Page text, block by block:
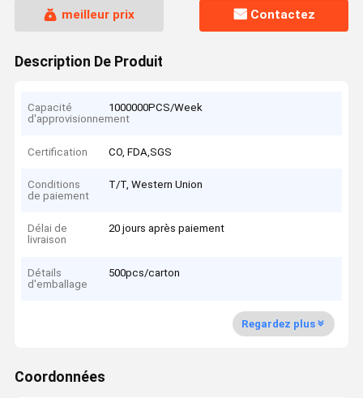
meilleur prix Contactez
Description De Produit
Capacité
d'approvisionnement
1000000PCS/Week
Certification CO, FDA,SGS
Conditions
de paiement
T/T, Western Union
Délai de
livraison
20 jours après paiement
Détails
d'emballage
500pcs/carton
Regardez plus
Coordonnées